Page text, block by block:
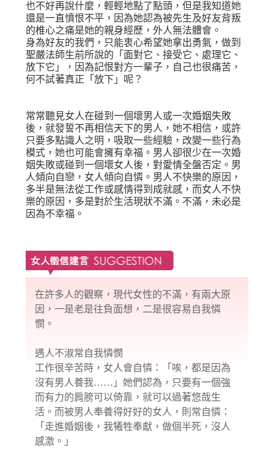
也不好再說什麼，輕輕地點了點頭，但是我知道她
還是一直憤恨不平，因為她認為被先生及好友背叛
的椎心之痛是她的親身經歷，外人無法體會。
身為好友的我們，只能衷心希望她拿出勇氣，做到
聖嚴法師生前所說的「面對它、接受它、處理它、
放下它」，因為記恨對方一輩子，自己也很痛苦，
何不試著真正「放下」呢？
常常聽見女人在碰到一個壞男人或一次婚姻失敗
後，就發誓不再相信天下的男人，她不相信，或許
只要多點識人之明，吸取一些經驗，改變一些行為
模式，她也可能會擁有幸福。男人卻很少在一次婚
姻失敗或碰到一個壞女人後，對愛情全盤否定。男
人傾向自戀，女人傾向自憐。男人不快樂的原因，
多半是無法從工作或感情得到成就感，而女人不快
樂的原因，多是對於生活現狀不滿。不滿，未必是
因為不幸福。
在許多人的觀察，現代女性的不滿，有兩大原
因，一是老是往負面想，二是很容易自我憐
憫。
遇人不淑常自我憐憫
工作很辛苦時，女人會自憐：「唉，都是因為
沒有男人養我……」她們認為，只要有一個強
而有力的肩膀可以倚靠，就可以過著悠哉生
活。而被男人奉養得好好的女人，則常自憐：
「走進婚姻後，我犧牲奉獻，做個半死，沒人
感激。」